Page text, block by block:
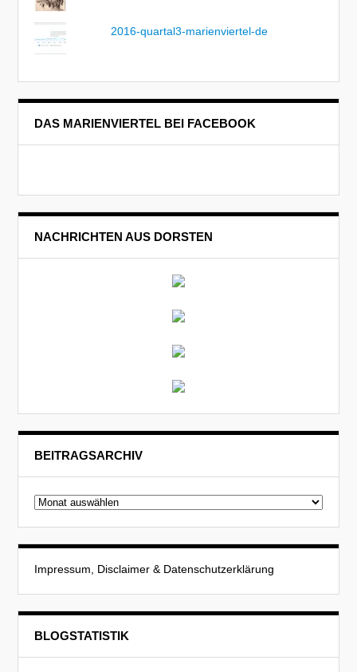
2016-quartal3-marienviertel-de
DAS MARIENVIERTEL BEI FACEBOOK
NACHRICHTEN AUS DORSTEN
BEITRAGSARCHIV
Beitragsarchiv
Impressum, Disclaimer & Datenschutzerklärung
BLOGSTATISTIK